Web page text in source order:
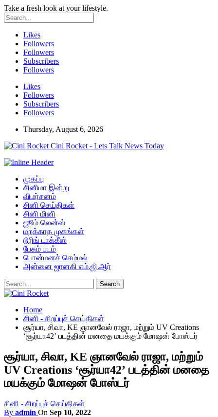
Take a fresh look at your lifestyle.
Likes
Followers
Followers
Subscribers
Followers
Likes
Followers
Subscribers
Followers
Thursday, August 6, 2026
Cini Rocket - Lets Talk News Today
முகப்பு
சினிமா இன்று
விமர்சனம்
சினி செய்திகள்
சினி மினி
ஜூம் லென்ஸ்
மறக்காத முகங்கள்
டூரிங் டாக்கீஸ்
பேசும் படம்
பொன்மனச் செம்மல்
அன்னை ஜானகி எம்.ஜி.ஆர்
Home
சினி - சிறப்புச் செய்திகள்
சூர்யா, சிவா, KE ஞானவேல் ராஜா, மற்றும் UV Creations
‘சூர்யா42’ படத்தின் மனதை மயக்கும் மோஷன் போஸ்டர்
சூர்யா, சிவா, KE ஞானவேல் ராஜா, மற்றும்
UV Creations ‘சூர்யா42’ படத்தின் மனதை
மயக்கும் மோஷன் போஸ்டர்
சினி - சிறப்புச் செய்திகள்
By admin On Sep 10, 2022